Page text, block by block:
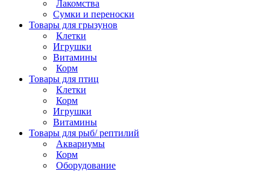
Лакомства
Сумки и переноски
Товары для грызунов
Клетки
Игрушки
Витамины
Корм
Товары для птиц
Клетки
Корм
Игрушки
Витамины
Товары для рыб/ рептилий
Аквариумы
Корм
Оборудование